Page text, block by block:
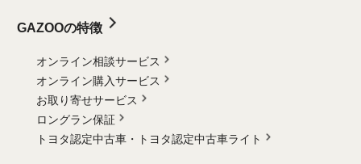
GAZOOの特徴
オンライン相談サービス
オンライン購入サービス
お取り寄せサービス
ロングラン保証
トヨタ認定中古車・
トヨタ認定中古車ライト